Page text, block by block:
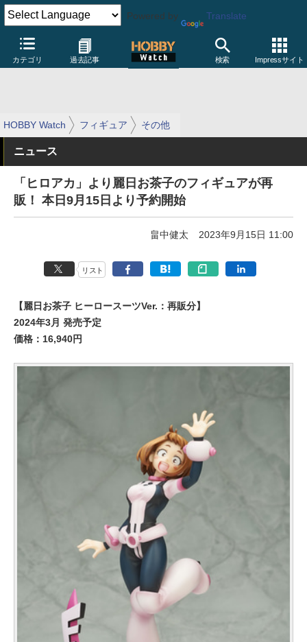
Powered by Translate
カテゴリ 過去記事 検索 Impressサイト
HOBBY Watch フィギュア その他
ニュース
「ヒロアカ」より麗日お茶子のフィギュアが再
販！ 本日9月15日より予約開始
畠中健太 2023年9月15日 11:00
リスト
【麗日お茶子 ヒーロースーツVer.：再販分】
2024年3月 発売予定
価格：16,940円